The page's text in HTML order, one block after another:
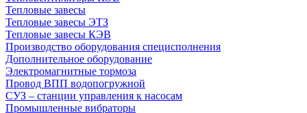
Тепловые завесы
Тепловые завесы ЭТЗ
Тепловые завесы КЭВ
Производство оборудования специсполнения
Дополнительное оборудование
Электромагнитные тормоза
Провод ВПП водопогружной
СУЗ – станции управления к насосам
Промышленные вибраторы